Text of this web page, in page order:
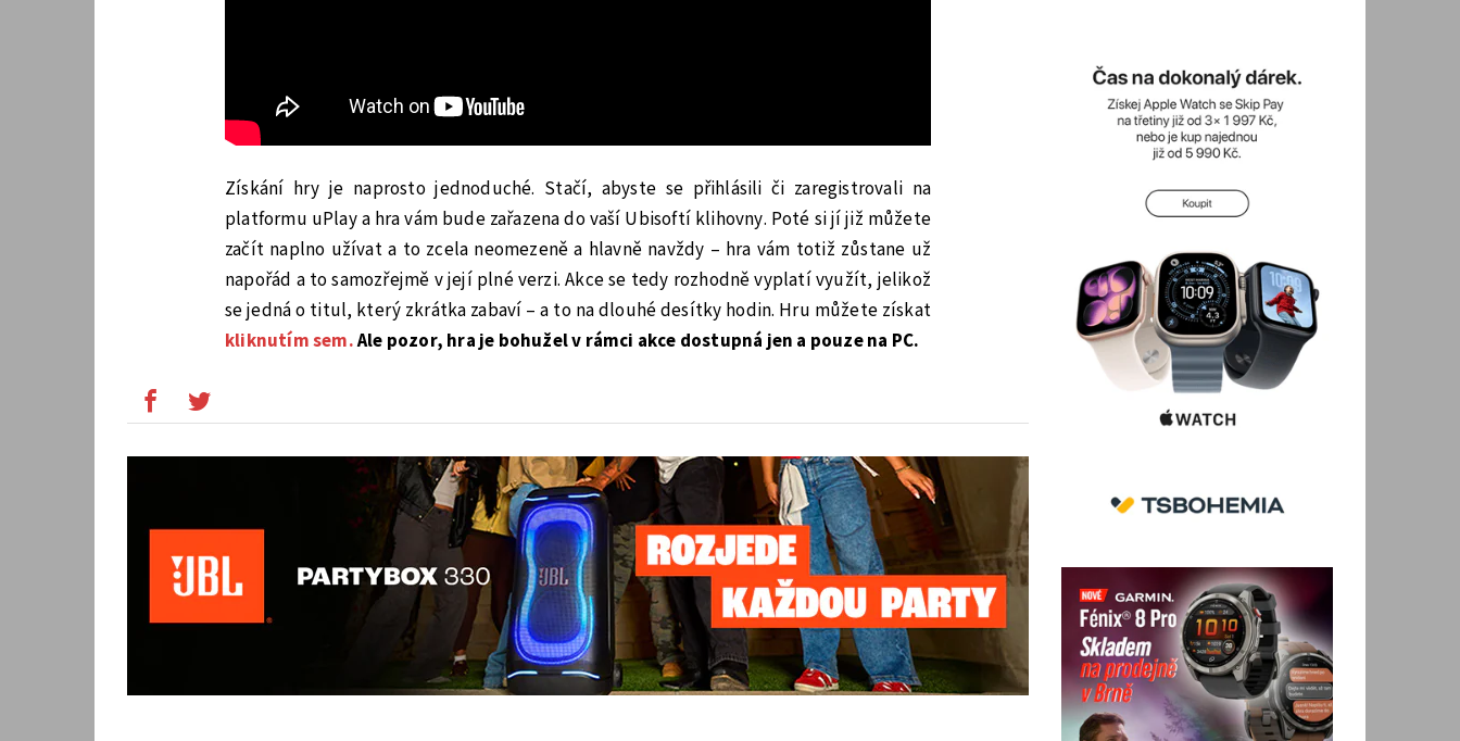
Získání hry je naprosto jednoduché. Stačí, abyste se přihlásili či zaregistrovali na
platformu uPlay a hra vám bude zařazena do vaší Ubisoftí klihovny. Poté si jí již můžete
začít naplno užívat a to zcela neomezeně a hlavně navždy – hra vám totiž zůstane už
napořád a to samozřejmě v její plné verzi. Akce se tedy rozhodně vyplatí využít, jelikož
se jedná o titul, který zkrátka zabaví – a to na dlouhé desítky hodin. Hru můžete získat
kliknutím sem.Ale pozor, hra je bohužel v rámci akce dostupná jen a pouze na PC.